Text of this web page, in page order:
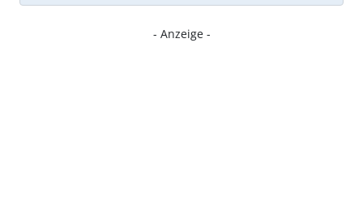
- Anzeige -